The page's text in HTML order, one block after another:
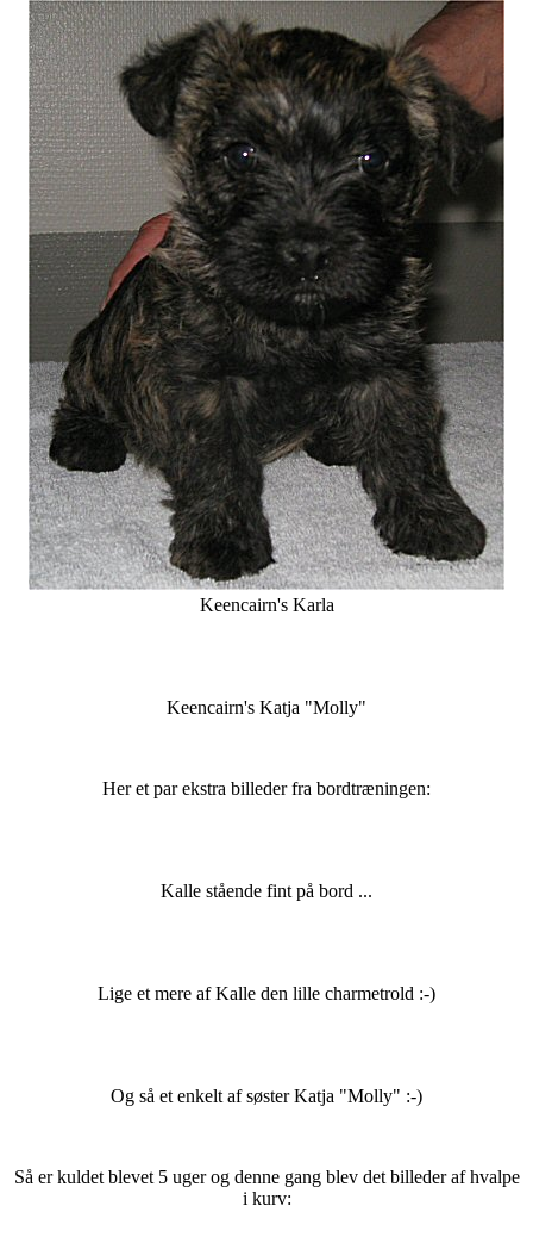
Keencairn's Karla
Keencairn's Katja "Molly"
Her et par ekstra billeder fra bordtræningen:
Kalle stående fint på bord ...
Lige et mere af Kalle den lille charmetrold :-)
Og så et enkelt af søster Katja "Molly" :-)
Så er kuldet blevet 5 uger og denne gang blev det billeder af hvalpe
i kurv: